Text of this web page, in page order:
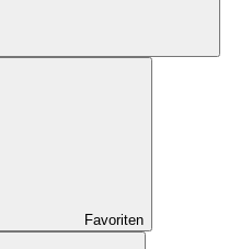
Favoriten